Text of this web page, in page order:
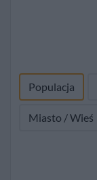
Populacja
Miasto / Wieś